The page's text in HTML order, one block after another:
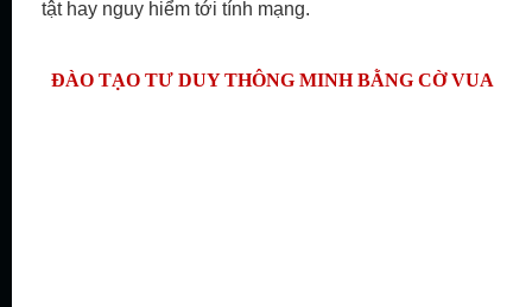
tật hay nguy hiểm tới tính mạng.
ĐÀO TẠO TƯ DUY THÔNG MINH BẰNG CỜ VUA